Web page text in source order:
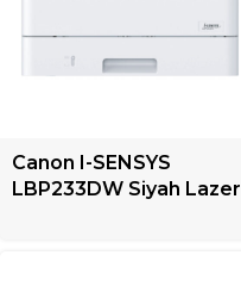
Canon I-SENSYS
LBP233DW Siyah Lazer